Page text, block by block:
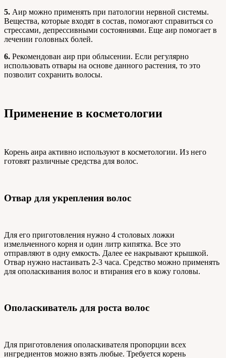
5. Аир можно применять при патологии нервной системы.
Вещества, которые входят в состав, помогают справиться со
стрессами, депрессивными состояниями. Еще аир помогает в
лечении головных болей.
6. Рекомендован аир при облысении. Если регулярно
использовать отвары на основе данного растения, то это
позволит сохранить волосы.
Применение в косметологии
Корень аира активно используют в косметологии. Из него
готовят различные средства для волос.
Отвар для укрепления волос
Для его приготовления нужно 4 столовых ложки
измельченного корня и один литр кипятка. Все это
отправляют в одну емкость. Далее ее накрывают крышкой.
Отвар нужно настаивать 2-3 часа. Средство можно применять
для ополаскивания волос и втирания его в кожу головы.
Ополаскиватель для роста волос
Для приготовления ополаскивателя пропорции всех
ингредиентов можно взять любые. Требуется корень